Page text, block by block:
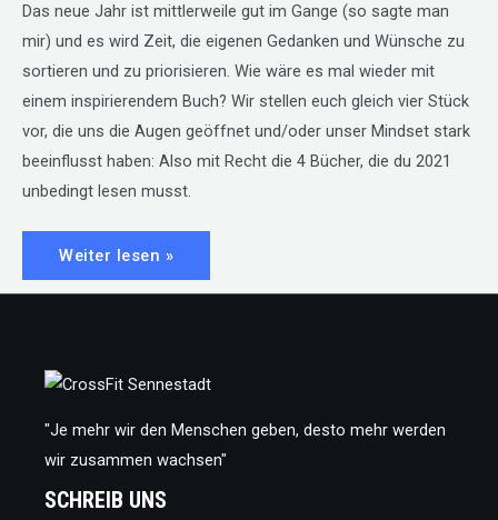
Das neue Jahr ist mittlerweile gut im Gange (so sagte man
mir) und es wird Zeit, die eigenen Gedanken und Wünsche zu
sortieren und zu priorisieren. Wie wäre es mal wieder mit
einem inspirierendem Buch? Wir stellen euch gleich vier Stück
vor, die uns die Augen geöffnet und/oder unser Mindset stark
beeinflusst haben: Also mit Recht die 4 Bücher, die du 2021
unbedingt lesen musst.
#26:
Bücher,
die
musst
Weiter lesen »
"Je mehr wir den Menschen geben, desto mehr werden
wir zusammen wachsen"
SCHREIB UNS